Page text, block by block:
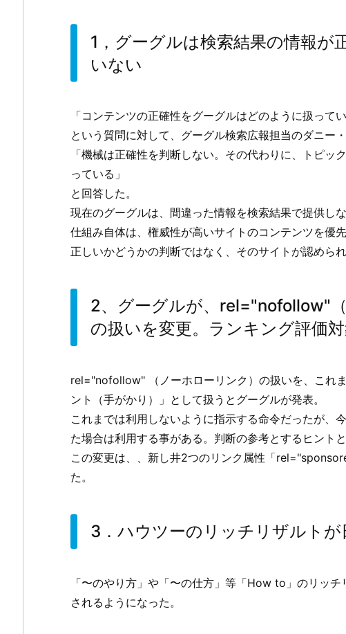
1，グーグルは検索結果の情報が
いない
「コンテンツの正確性をグーグルはどのように扱ってい
という質問に対して、グーグル検索広報担当のダニー
「機械は正確性を判断しない。その代わりに、トピッ
っている」
と回答した。
現在のグーグルは、間違った情報を検索結果で提供し
仕組み自体は、権威性が高いサイトのコンテンツを優先
正しいかどうかの判断ではなく、そのサイトが認めら
2、グーグルが、rel="nofollow"
の扱いを変更。ランキング評価
rel="nofollow" （ノーホローリンク）の扱いを、これ
ント（手がかり）」として扱うとグーグルが発表。
これまでは利用しないように指示する命令だったが、
た場合は利用する事がある。判断の参考とするヒント
この変更は、、新し井2つのリンク属性「
た。
3．ハウツーのリッチリザルトが
「〜のやり方」や「〜の仕方」等「How to」のリッ
されるようになった。